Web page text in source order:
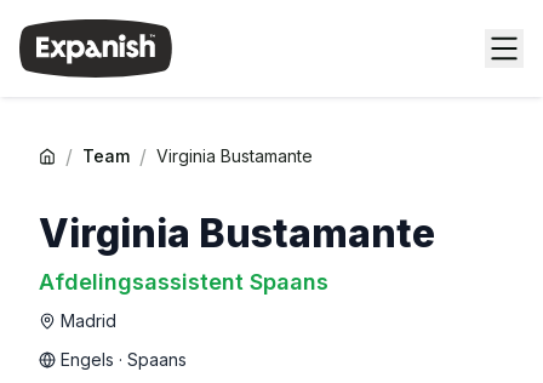
/ Team / Virginia Bustamante
Virginia Bustamante
Afdelingsassistent Spaans
Madrid
Engels · Spaans